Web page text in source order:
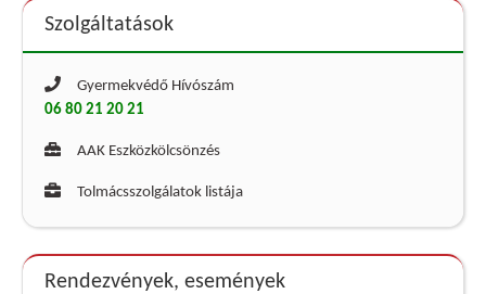
Szolgáltatások
Gyermekvédő Hívószám
06 80 21 20 21
AAK Eszközkölcsönzés
Tolmácsszolgálatok listája
Rendezvények, események